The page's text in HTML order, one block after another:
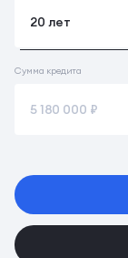
Сумма кредита